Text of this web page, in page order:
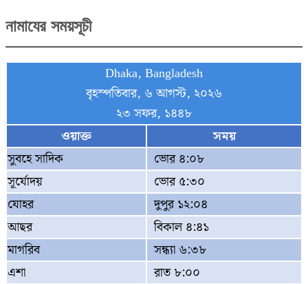
নামাযের সময়সূচী
Dhaka, Bangladesh
বৃহস্পতিবার, ৬ আগস্ট, ২০২৬
২৩ সফর, ১৪৪৮
ওয়াক্ত
সময়
সুবহে সাদিক
ভোর ৪:০৮
সূর্যোদয়
ভোর ৫:৩০
যোহর
দুপুর ১২:০৪
আছর
বিকাল ৪:৪১
মাগরিব
সন্ধ্যা ৬:৩৮
এশা
রাত ৮:০০